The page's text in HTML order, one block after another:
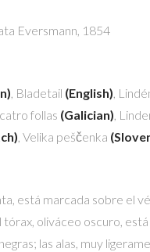
Eversmann, 1854
, Bladetail (English),
follas (Galician),
, Velika peščenka
está marcada sobre el
tórax, oliváceo oscuro,
las alas, muy